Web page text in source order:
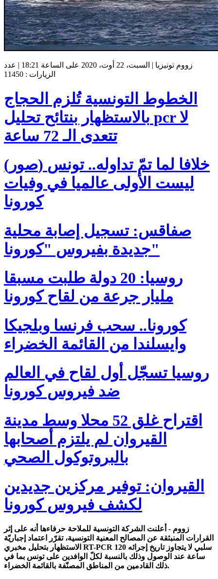
زووم تونيزيا | السبت، 22 أوت، 2020 على الساعة 18:21 | عدد
الزيارات : 11450
الخطوط التونسية تُلزم الحجاج
بالاستظهار بنتائح تحليل pcr لا
تتعدى الـ 72 ساعة
(صور) خلافا لما تمّ تداوله.. تونس
ليست الأولى عالميا في وفيات
كورونا
صفاقس: تسجيل إصابة محلية
جديدة بفيروس "كورونا"
روسيا: 20 دولة طلبت مسبقا
كورونا.. سحب فرنسا وبلجيكا
وايسلندا من القائمة الخضراء
روسيا تسجّل أول لقاح في العالم
ضد فيروس كورونا
اقتراح غلق 52 محلا وسط مدينة
القيروان لم يلتزم أصحابها
بالبروتوكول الصحي
القيروان: توفير مركزين جديدين
لكشف فيروس كورونا
زووم - أعلنت الشركة التونسية للملاحة حرفاءها أنه على إثر
القرارات المنبثقة عن المصالح المعنية التونسية، تقرّر اعتماد إجباريّة
الاستظهار بتحليل مخبري RT-PCR سلبي لا يتجاوز تاريخ إجرائه 120
ساعة عند الوصول وذلك بالنسبة لكلّ الوافدين على تونس بما في
ذلك القادمين من المناطق المصنّفة بالقائمة الخضراء.